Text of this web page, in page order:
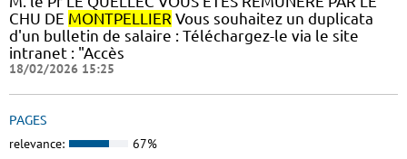
CHU DE MONTPELLIER Vous souhaitez un duplicata
d'un bulletin de salaire : Téléchargez-le via le site
intranet : "Accès
18/02/2026 15:25
PAGES
relevance: 67%